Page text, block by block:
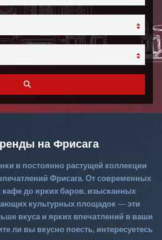
на Фрисага
в постоянно растущей коллекции
Фрисага. От современных
до ярких баров, изысканных
культурных площадок — эти
вкуса и ярких впечатлений в ваши
ли вы вкусно поесть, интересуетесь